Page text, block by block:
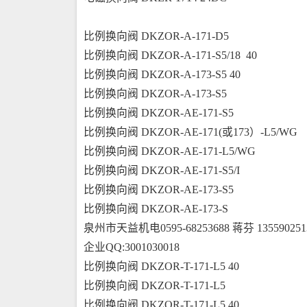
比例换向阀 DKZOR-A-171-D5
比例换向阀 DKZOR-A-171-S5/18  40
比例换向阀 DKZOR-A-173-S5 40
比例换向阀 DKZOR-A-173-S5
比例换向阀 DKZOR-AE-171-S5
比例换向阀 DKZOR-AE-171(或173）-L5/WG
比例换向阀 DKZOR-AE-171-L5/WG
比例换向阀 DKZOR-AE-171-S5/I
比例换向阀 DKZOR-AE-173-S5
比例换向阀 DKZOR-AE-173-S
泉州市天益机电0595-68253688 蒋芬
企业QQ:3001030018
比例换向阀 DKZOR-T-171-L5 40
比例换向阀 DKZOR-T-171-L5
比例换向阀 DKZOR-T-171-L5 40